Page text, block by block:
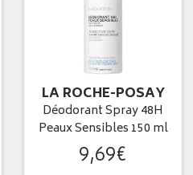
LA ROCHE-POSAY
Déodorant Spray 48H
Peaux Sensibles 150 ml
9,69€